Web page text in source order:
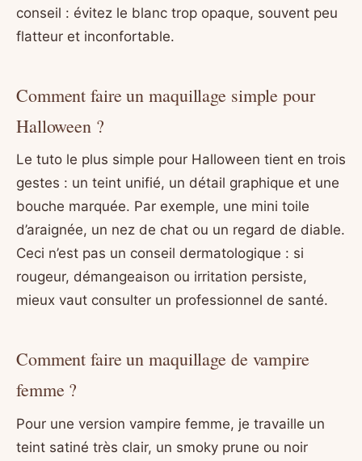
conseil : évitez le blanc trop opaque, souvent peu
flatteur et inconfortable.
Comment faire un maquillage simple pour
Halloween ?
Le tuto le plus simple pour Halloween tient en trois
gestes : un teint unifié, un détail graphique et une
bouche marquée. Par exemple, une mini toile
d’araignée, un nez de chat ou un regard de diable.
Ceci n’est pas un conseil dermatologique : si
rougeur, démangeaison ou irritation persiste,
mieux vaut consulter un professionnel de santé.
Comment faire un maquillage de vampire
femme ?
Pour une version vampire femme, je travaille un
teint satiné très clair, un smoky prune ou noir